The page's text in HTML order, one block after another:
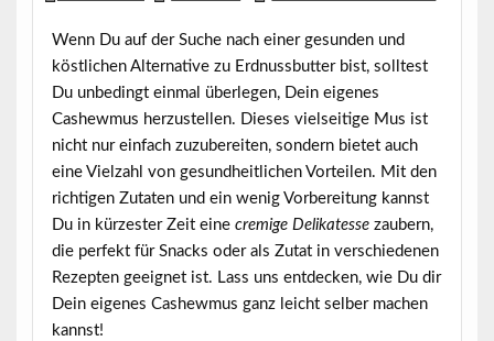
Wenn Du auf der Suche nach einer gesunden und
köstlichen Alternativezu Erdnussbutter bist, solltest
Du unbedingt einmal überlegen, Dein eigenes
Cashewmus herzustellen. Dieses vielseitige Mus ist
nicht nur einfach zuzubereiten, sondern bietet auch
eine Vielzahl von gesundheitlichen Vorteilen. Mit den
richtigen Zutaten und ein wenig Vorbereitung kannst
Du in kürzester Zeit eine cremige Delikatessezaubern,
die perfekt für Snacks oder als Zutat in verschiedenen
Rezepten geeignet ist. Lass uns entdecken, wie Du dir
Dein eigenes Cashewmus ganz leicht selber machen
kannst!